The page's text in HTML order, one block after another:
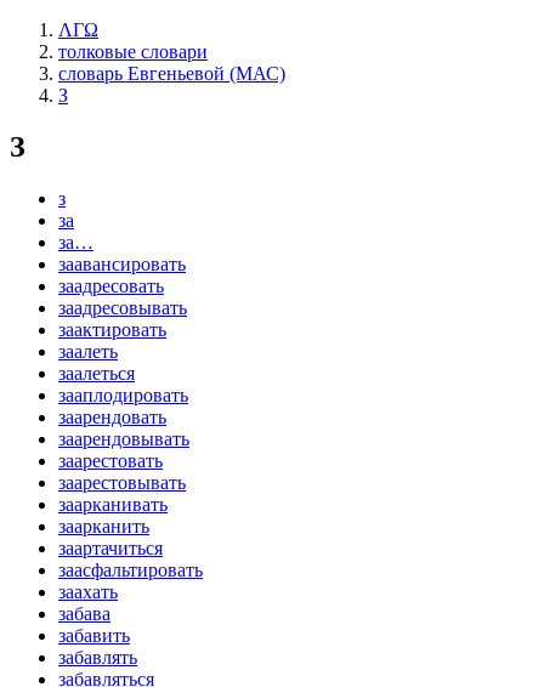
ΛΓΩ
толковые словари
словарь Евгеньевой (МАС)
З
З
з
за
за…
заавансировать
заадресовать
заадресовывать
заактировать
заалеть
заалеться
зааплодировать
заарендовать
заарендовывать
заарестовать
заарестовывать
заарканивать
заарканить
заартачиться
заасфальтировать
заахать
забава
забавить
забавлять
забавляться